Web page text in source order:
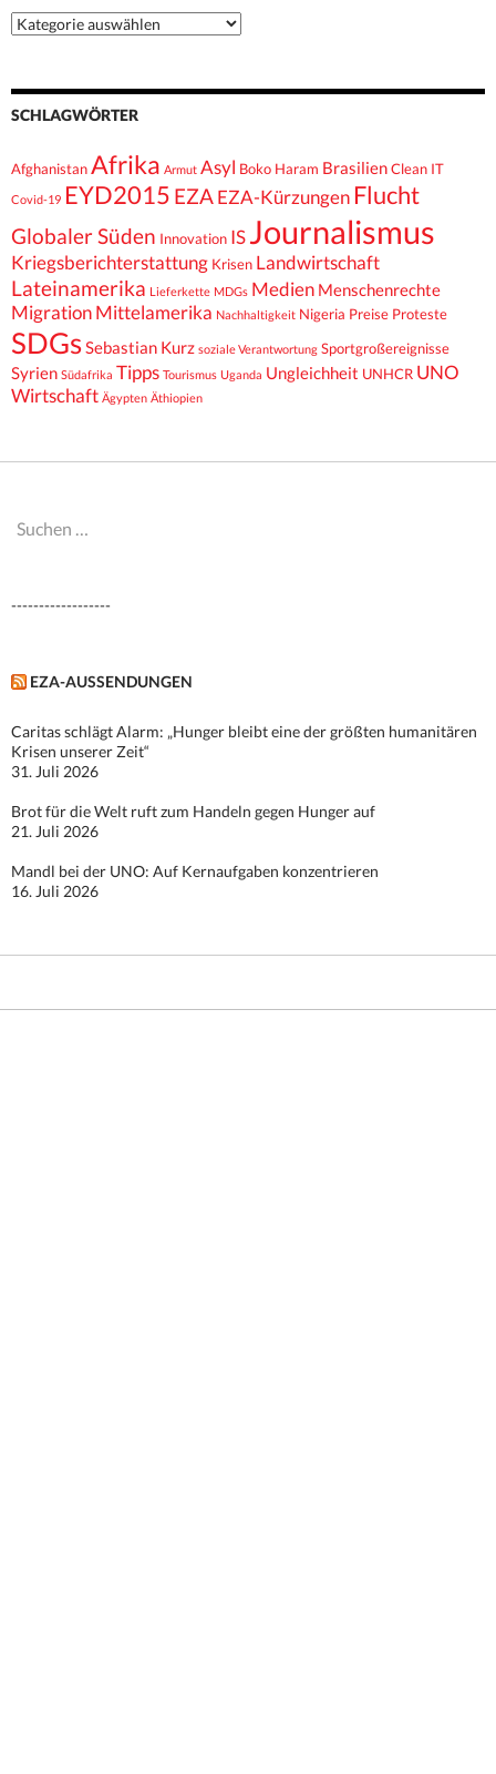
Kategorien
SCHLAGWÖRTER
AfghanistanAfrika Armut Asyl Boko Haram BrasilienClean IT
Covid-19 EYD2015 EZA EZA-Kürzungen Flucht
Globaler Süden Innovation IS Journalismus
Kriegsberichterstattung Krisen Landwirtschaft
Lateinamerika Lieferkette MDGs Medien Menschenrechte
Migration Mittelamerika Nachhaltigkeit Nigeria Preise Proteste
SDGsSebastian Kurz soziale Verantwortung Sportgroßereignisse
Syrien Südafrika Tipps Tourismus Uganda Ungleichheit UNHCR UNO
Wirtschaft Ägypten Äthiopien
Suchen
------------------
EZA-AUSSENDUNGEN
Caritas schlägt Alarm: „Hunger bleibt eine der größten humanitären
Krisen unserer Zeit“
31. Juli 2026
Brot für die Welt ruft zum Handeln gegen Hunger auf
21. Juli 2026
Mandl bei der UNO: Auf Kernaufgaben konzentrieren
16. Juli 2026